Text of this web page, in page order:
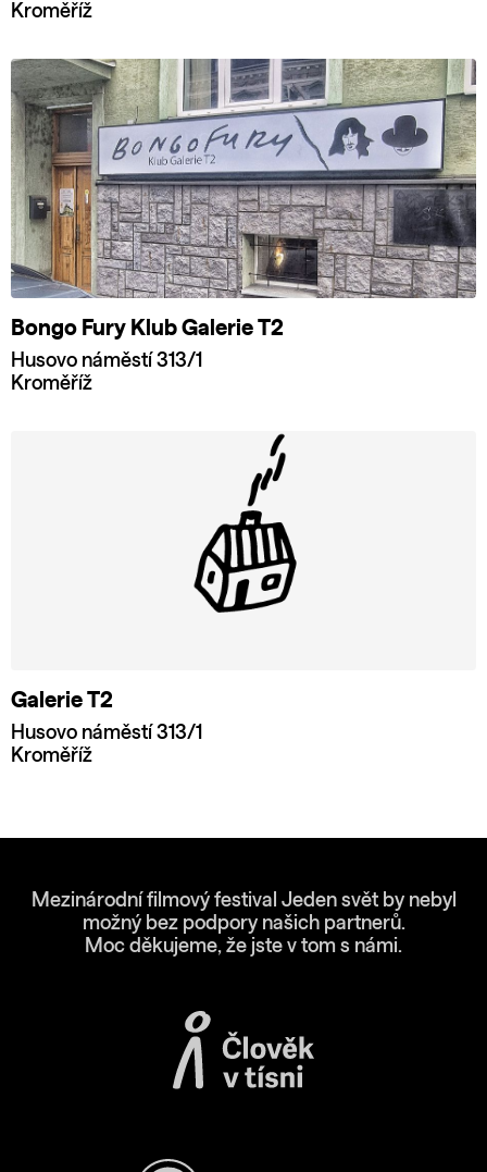
Kroměříž
Bongo Fury Klub Galerie T2
Husovo náměstí 313/1
Kroměříž
Galerie T2
Husovo náměstí 313/1
Kroměříž
Mezinárodní filmový festival Jeden svět by nebyl
možný bez podpory našich partnerů.
Moc děkujeme, že jste v tom s námi.